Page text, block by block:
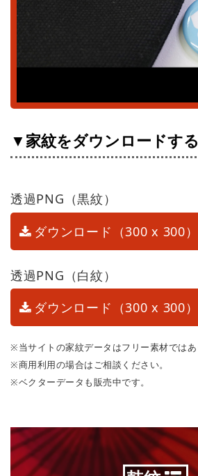
▼家紋をダウンロードする
透過PNG（黒紋）
ダウンロード（300 x 300）
透過PNG（白紋）
ダウンロード（300 x 300）
※当サイトの家紋データはフリー素材ではあ
※商用利用の場合はご相談ください。
※ベクターデータも販売中です。